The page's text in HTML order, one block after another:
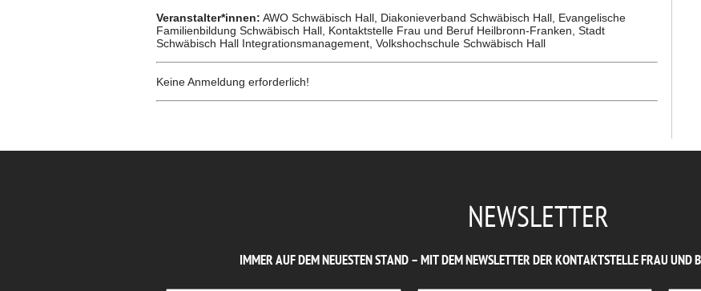
Veranstalter*innen: AWO Schwäbisch Hall, Diakonieverband Schwäbisch Hall, Evangelische
Familienbildung Schwäbisch Hall, Kontaktstelle Frau und Beruf Heilbronn-Franken, Stadt
Schwäbisch Hall Integrationsmanagement, Volkshochschule Schwäbisch Hall
Keine Anmeldung erforderlich!
NEWSLETTER
IMMER AUF DEM NEUESTEN STAND – MIT DEM NEWSLETTER DER KONTAKTSTELLE FRAU UND